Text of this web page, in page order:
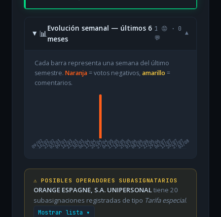
📊
Evolución semanal — últimos 6
meses
1 😡 · 0
💬
▾
Cada barra representa una semana del último
semestre. Naranja= votos negativos, amarillo =
comentarios.
09/02
16/0223/0202/0309/0316/0323/0330/0306/0413/0420/0427/0404/0511/0518/0525/0501/0608/0615/0622/0629/0606/0713/0720/0727/07
03/08
⚠️ POSIBLES OPERADORES SUBASIGNATARIOS
ORANGE ESPAGNE, S.A. UNIPERSONALtiene 20
subasignaciones registradas de tipo Tarifa especial.
Mostrar lista ▾